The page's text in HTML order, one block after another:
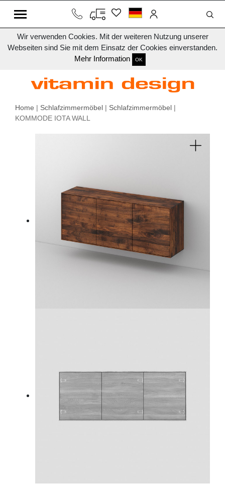
Wir verwenden Cookies. Mit der weiteren Nutzung unserer
Webseiten sind Sie mit dem Einsatz der Cookies einverstanden.
Mehr Information
OK
Home | Schlafzimmermöbel | Schlafzimmermöbel |
KOMMODE IOTA WALL